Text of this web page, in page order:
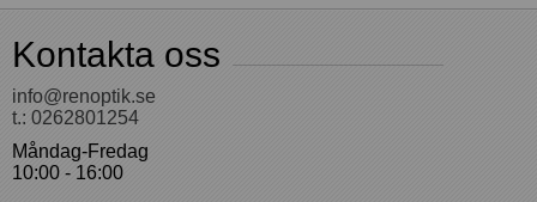
Kontakta oss
info@renoptik.se
t.: 0262801254
Måndag-Fredag
10:00 - 16:00